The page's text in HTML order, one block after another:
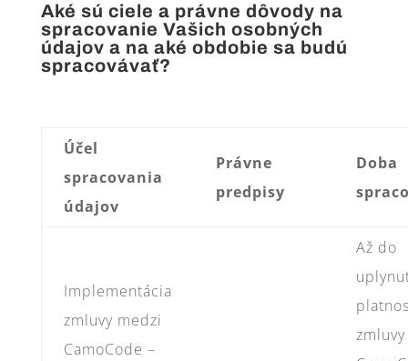
Aké sú ciele a právne dôvody na
spracovanie Vašich osobných
údajov a na aké obdobie sa budú
spracovávať?
Účel
spracovania
údajov
Právne
predpisy
Doba
Implementácia
zmluvy medzi
CamoCode –
Až do